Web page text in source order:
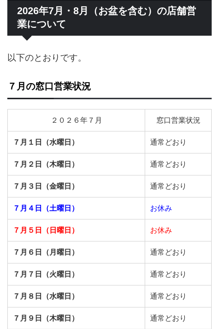
2026年7月・8月（お盆を含む）の店舗営
業について
以下のとおりです。
７月の窓口営業状況
２０２６年７月 窓口営業状況
７月１日（水曜日） 通常どおり
７月２日（木曜日） 通常どおり
７月３日（金曜日） 通常どおり
７月４日（土曜日） お休み
７月５日（日曜日） お休み
７月６日（月曜日） 通常どおり
７月７日（火曜日） 通常どおり
７月８日（水曜日） 通常どおり
７月９日（木曜日） 通常どおり